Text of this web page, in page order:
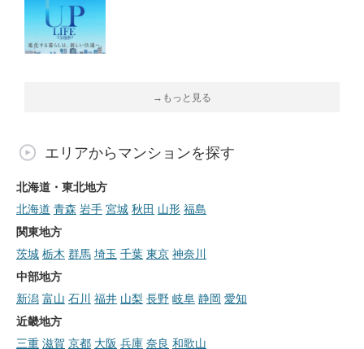
→もっと見る
エリアからマンションを探す
北海道・東北地方
北海道 青森 岩手 宮城 秋田 山形 福島
関東地方
茨城 栃木 群馬 埼玉 千葉 東京 神奈川
中部地方
新潟 富山 石川 福井 山梨 長野 岐阜 静岡 愛知
近畿地方
三重 滋賀 京都 大阪 兵庫 奈良 和歌山